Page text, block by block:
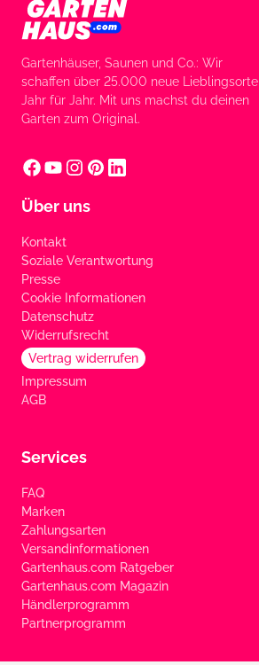
Gartenhäuser, Saunen und Co.: Wir
schaffen über 25.000 neue Lieblingsorte
Jahr für Jahr. Mit uns machst du deinen
Garten zum Original.
Über uns
Kontakt
Soziale Verantwortung
Presse
Cookie Informationen
Datenschutz
Widerrufsrecht
Vertrag widerrufen
Impressum
AGB
Services
FAQ
Marken
Zahlungsarten
Versandinformationen
Gartenhaus.com Ratgeber
Gartenhaus.com Magazin
Händlerprogramm
Partnerprogramm